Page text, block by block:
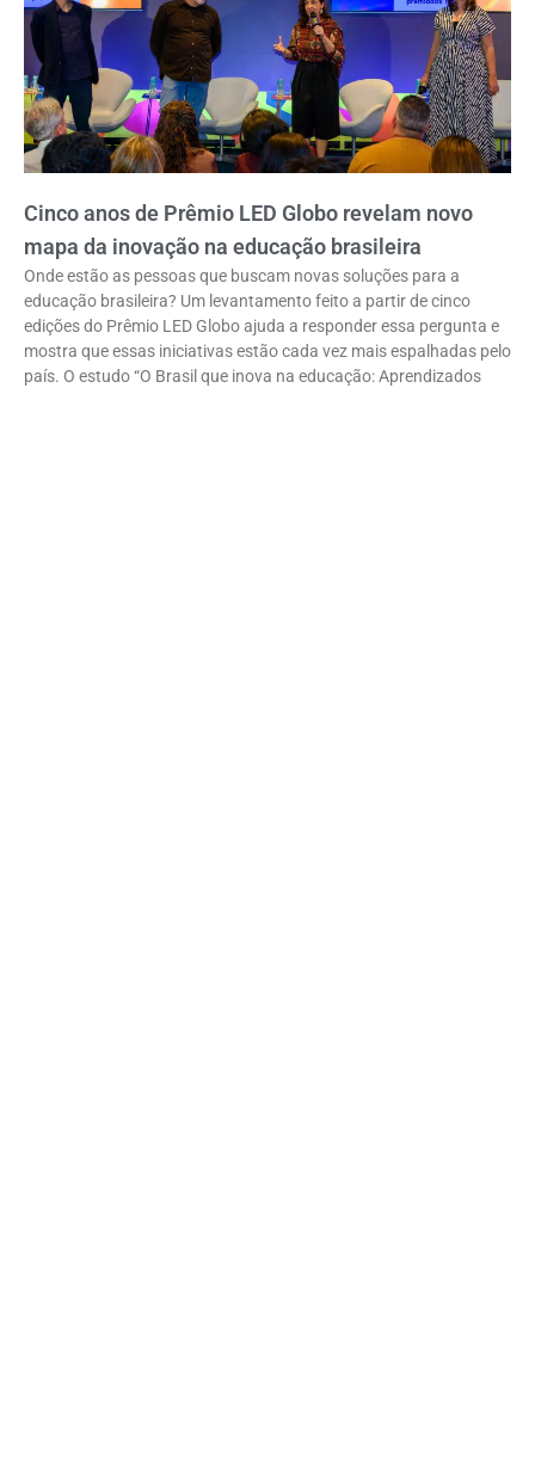
Cinco anos de Prêmio LED Globo revelam novo
mapa da inovação na educação brasileira
Onde estão as pessoas que buscam novas soluções para a
educação brasileira? Um levantamento feito a partir de cinco
edições do Prêmio LED Globo ajuda a responder essa pergunta e
mostra que essas iniciativas estão cada vez mais espalhadas pelo
país. O estudo “O Brasil que inova na educação: Aprendizados